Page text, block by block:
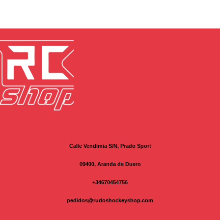
en
la
página
producto
Calle Vendimia S/N, Prado Sport
09400, Aranda de Duero
+34670454756
pedidos@rudoshockeyshop.com